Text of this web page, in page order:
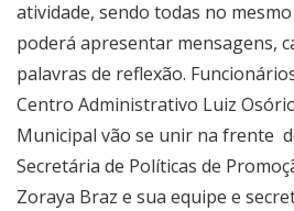
atividade, sendo todas no
poderá apresentar mensagens,
palavras de reflexão.
Centro Administrativo Luiz
Municipal vão se unir na frente
Secretária de Políticas de
Zoraya Braz e sua equipe e